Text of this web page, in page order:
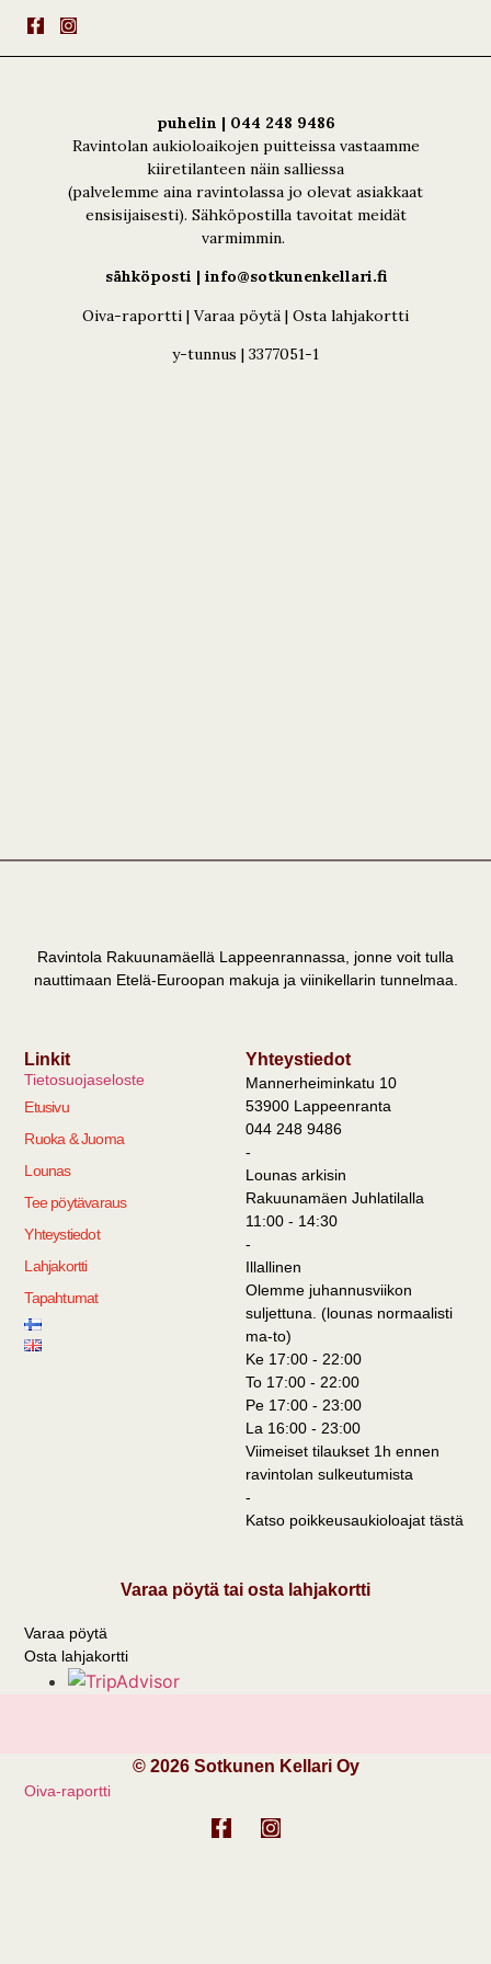
puhelin | 044 248 9486
Ravintolan aukioloaikojen puitteissa vastaamme
kiiretilanteen näin salliessa
(palvelemme aina ravintolassa jo olevat asiakkaat
ensisijaisesti). Sähköpostilla tavoitat meidät
varmimmin.
sähköposti | info@sotkunenkellari.fi
Oiva-raportti | Varaa pöytä | Osta lahjakortti
y-tunnus | 3377051-1
Ravintola Rakuunamäellä Lappeenrannassa, jonne voit tulla
nauttimaan Etelä-Euroopan makuja ja viinikellarin tunnelmaa.
Linkit
Tietosuojaseloste
Etusivu
Ruoka & Juoma
Lounas
Tee pöytävaraus
Yhteystiedot
Lahjakortti
Tapahtumat
Yhteystiedot
Mannerheiminkatu 10
53900 Lappeenranta
044 248 9486
-
Lounas arkisin
Rakuunamäen Juhlatilalla
11:00 - 14:30
-
Illallinen
Olemme juhannusviikon
suljettuna. (lounas normaalisti
ma-to)
Ke 17:00 - 22:00
To 17:00 - 22:00
Pe 17:00 - 23:00
La 16:00 - 23:00
Viimeiset tilaukset 1h ennen
ravintolan sulkeutumista
-
Katso poikkeusaukioloajat tästä
Varaa pöytä tai osta lahjakortti
Varaa pöytä
Osta lahjakortti
© 2026 Sotkunen Kellari Oy
Oiva-raportti